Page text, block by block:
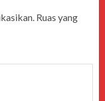
Ruas yang